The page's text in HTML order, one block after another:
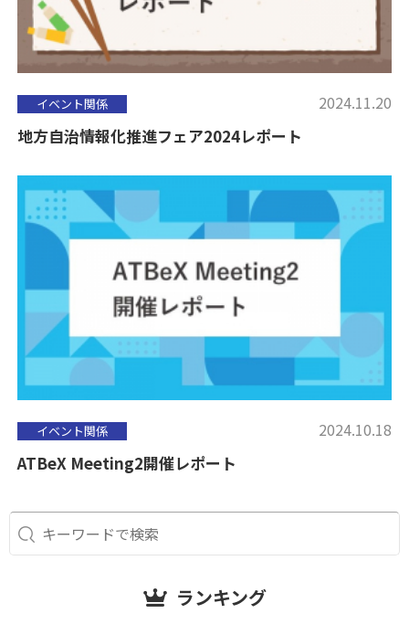
イベント関係 2024.11.20
地方自治情報化推進フェア2024レポート
イベント関係 2024.10.18
ATBeX Meeting2開催レポート
ランキング